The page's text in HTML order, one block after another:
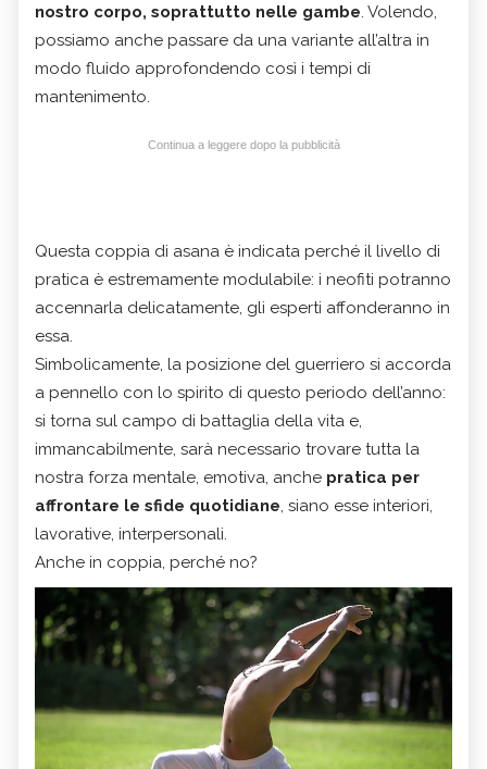
nostro corpo, soprattutto nelle gambe. Volendo,
possiamo anche passare da una variante all’altra in
modo fluido approfondendo così i tempi di
mantenimento.
Continua a leggere dopo la pubblicità
Questa coppia di asana è indicata perché il livello di
pratica è estremamente modulabile: i neofiti potranno
accennarla delicatamente, gli esperti affonderanno in
essa.
Simbolicamente, la posizione del guerriero si accorda
a pennello con lo spirito di questo periodo dell’anno:
si torna sul campo di battaglia della vita e,
immancabilmente, sarà necessario trovare tutta la
nostra forza mentale, emotiva, anche pratica per
affrontare le sfide quotidiane, siano esse interiori,
lavorative, interpersonali.
Anche in coppia, perché no?